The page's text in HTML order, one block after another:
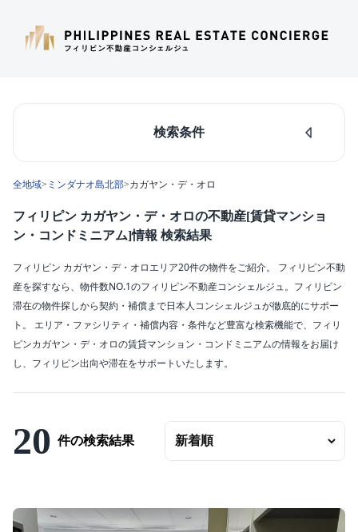
検索条件
マカティ
タギッグ
ケソンシティ
ダパオ
セブシティ
カラバルソン
エリア
カガヤン・デ・オロ(20)
エリアの変更
賃料
ベッドルーム数
全地域> ミンダナオ島北部>カガヤン・デ・オロ
フィリピン カガヤン・デ・オロの不動産[賃貸マンショ
ン・コンドミニアム]情報 検索結果
フィリピン カガヤン・デ・オロエリア20件の物件をご紹介。 フィリピン不動
産を探すなら、物件数NO.1のフィリピン不動産コンシェルジュ。フィリピン
滞在の物件探しから契約・補償まで日本人コンシェルジュが徹底的にサポー
ト。 エリア・ファシリティ・補償内容・条件など豊富な検索機能で、フィリ
ピンカガヤン・デ・オロの賃貸マンション・コンドミニアムの情報をお届け
し、フィリピン出向や滞在をサポートいたします。
20 件の検索結果